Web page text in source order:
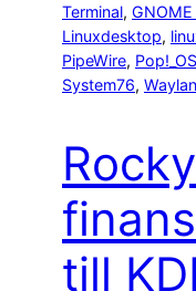
Terminal,
Linuxdesktop,
PipeWire, Pop!_OS
System76,
till